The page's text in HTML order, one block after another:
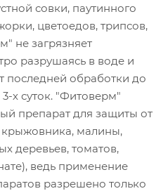
совки, паутинного
цветоедов, трипсов,
не загрязняет
разрушаясь в воде и
последней обработки до
х суток. "Фитоверм"
препарат для защиты от
малины,
деревьев, томатов,
ведь применение
разрешено только